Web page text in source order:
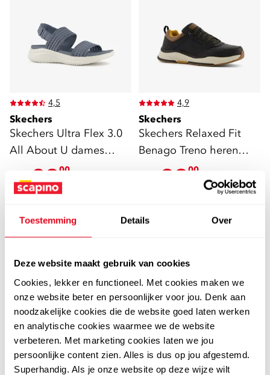
Toestemming Details Over
Deze website maakt gebruik van cookies
Cookies, lekker en functioneel. Met cookies maken we
onze website beter en persoonlijker voor jou. Denk aan
noodzakelijke cookies die de website goed laten werken
en analytische cookies waarmee we de website
verbeteren. Met marketing cookies laten we jou
persoonlijke content zien. Alles is dus op jou afgestemd.
Superhandig. Als je onze website op deze wijze wilt
4,5
Skechers
Skechers Ultra Flex 3.0
All About U dames
sandalen blauw
2900
4,9
Skechers
Skechers Relaxed Fit
Benago Treno heren
sneakers
3900
sale
5,0 3,0